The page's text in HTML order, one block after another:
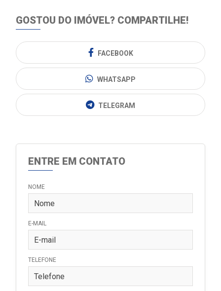
ENTRE EM CONTATO
NOME
E-MAIL
TELEFONE
GOSTOU DO IMÓVEL? COMPARTILHE!
FACEBOOK
WHATSAPP
TELEGRAM